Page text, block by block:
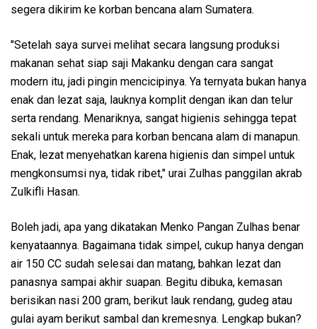
segera dikirim ke korban bencana alam Sumatera.
"Setelah saya survei melihat secara langsung produksi
makanan sehat siap saji Makanku dengan cara sangat
modern itu, jadi pingin mencicipinya. Ya ternyata bukan hanya
enak dan lezat saja, lauknya komplit dengan ikan dan telur
serta rendang. Menariknya, sangat higienis sehingga tepat
sekali untuk mereka para korban bencana alam di manapun.
Enak, lezat menyehatkan karena higienis dan simpel untuk
mengkonsumsi nya, tidak ribet," urai Zulhas panggilan akrab
Zulkifli Hasan.
Boleh jadi, apa yang dikatakan Menko Pangan Zulhas benar
kenyataannya. Bagaimana tidak simpel, cukup hanya dengan
air 150 CC sudah selesai dan matang, bahkan lezat dan
panasnya sampai akhir suapan. Begitu dibuka, kemasan
berisikan nasi 200 gram, berikut lauk rendang, gudeg atau
gulai ayam berikut sambal dan kremesnya. Lengkap bukan?